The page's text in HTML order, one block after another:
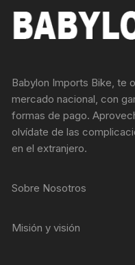
Babylon Imports Bike, te
mercado nacional, con
formas de pago.
olvídate de las
en el extranjero.
Sobre Nosotros
Misión y visión